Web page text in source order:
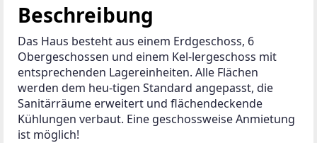
Beschreibung
Das Haus besteht aus einem Erdgeschoss, 6
Obergeschossen und einem Kel-lergeschoss mit
entsprechenden Lagereinheiten. Alle Flächen
werden dem heu-tigen Standard angepasst, die
Sanitärräume erweitert und flächendeckende
Kühlungen verbaut. Eine geschossweise Anmietung
ist möglich!